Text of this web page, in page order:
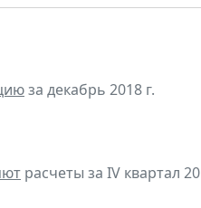
за декабрь 2018 г.
расчеты за IV квартал